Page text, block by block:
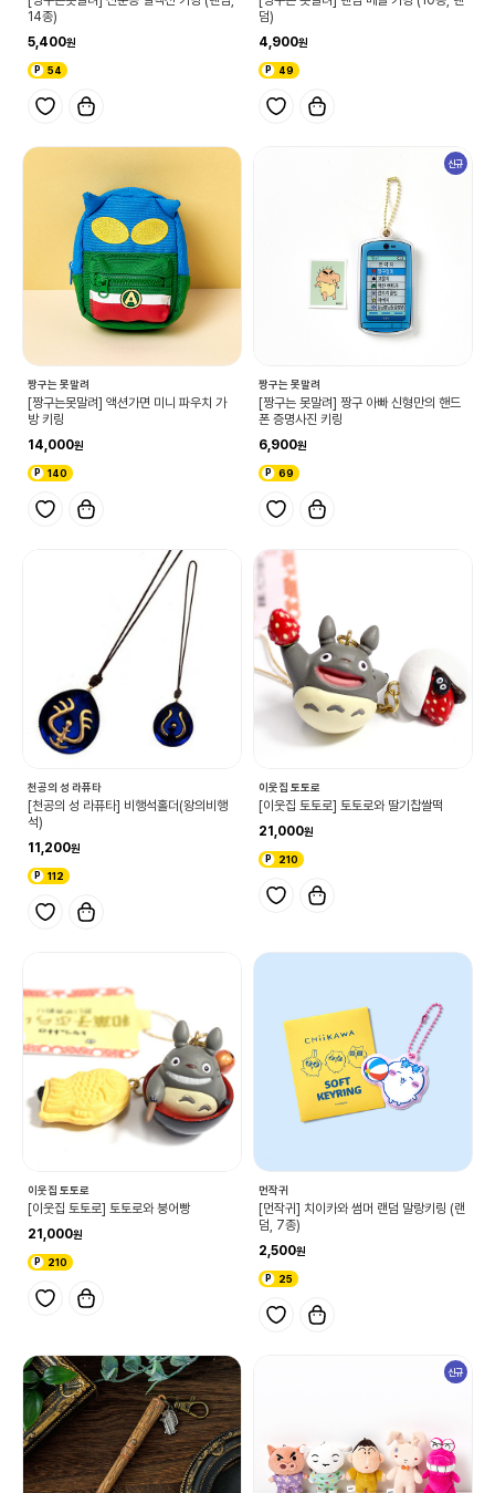
14종)
5,400
54
덤)
4,900
49
짱구는 못말려
[짱구는못말려] 액션가면 미니 파우치 가
방 키링
14,000
140
신규
짱구는 못말려
[짱구는 못말려] 짱구 아빠 신형만의 핸드
폰 증명사진 키링
6,900
69
천공의 성 라퓨타
[천공의 성 라퓨타] 비행석홀더(왕의비행
석)
11,200
112
이웃집 토토로
[이웃집 토토로] 토토로와 딸기찹쌀떡
21,000
210
이웃집 토토로
[이웃집 토토로] 토토로와 붕어빵
21,000
210
먼작귀
[먼작귀] 치이카와 썸머 랜덤 말랑키링 (랜
덤, 7종)
2,500
25
신규